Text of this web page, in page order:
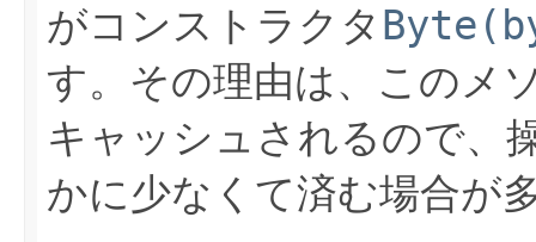
がコンストラクタ
す。その理由は、このメ
キャッシュされるので、
かに少なくて済む場合が